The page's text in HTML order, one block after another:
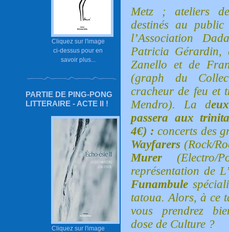
Cliquez sur l'image
ci-dessus pour en
savoir plus...
PARTIE DE PING-PONG
LITTERAIRE - ACTE II !
Cliquez sur l'image
Metz ; ateliers de
destinés au
l’Association
Patricia Gérardin,
Zanello et de
(graph du
cracheur de feu et
Mendro). La d
passera aux
4€) :concerts des
Wayfarers(Rock/
Murer (Electro/
représentation de
Funambule
tatoua. Alors, à ce
vous prendrez
dose de Culture ?